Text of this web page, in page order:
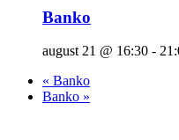
Banko
august 21 @ 16:30 -
« Banko
Banko »